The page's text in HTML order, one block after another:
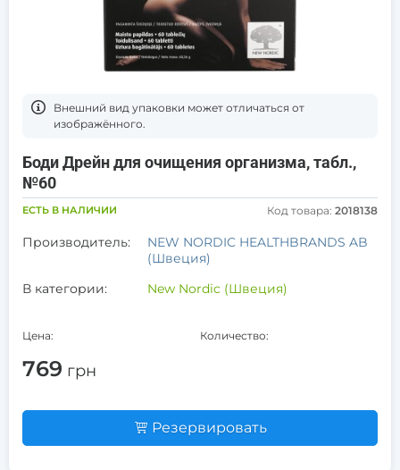
Bнешний вид упаковки может отличаться от
изображённого.
Боди Дрейн для очищения организма, табл.,
№60
ЕСТЬ В НАЛИЧИИ Код товара: 2018138
Производитель:
NEW NORDIC HEALTHBRANDS AB
(Швеция)
В категории:
New Nordic (Швеция)
Цена:
769 грн
Количество:
Резервировать